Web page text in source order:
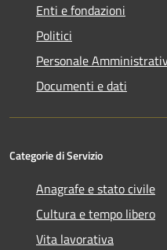
Enti e fondazioni
Politici
Personale
Documenti e dati
Categorie di Servizio
Anagrafe e stato civile
Cultura e tempo libero
Vita lavorativa